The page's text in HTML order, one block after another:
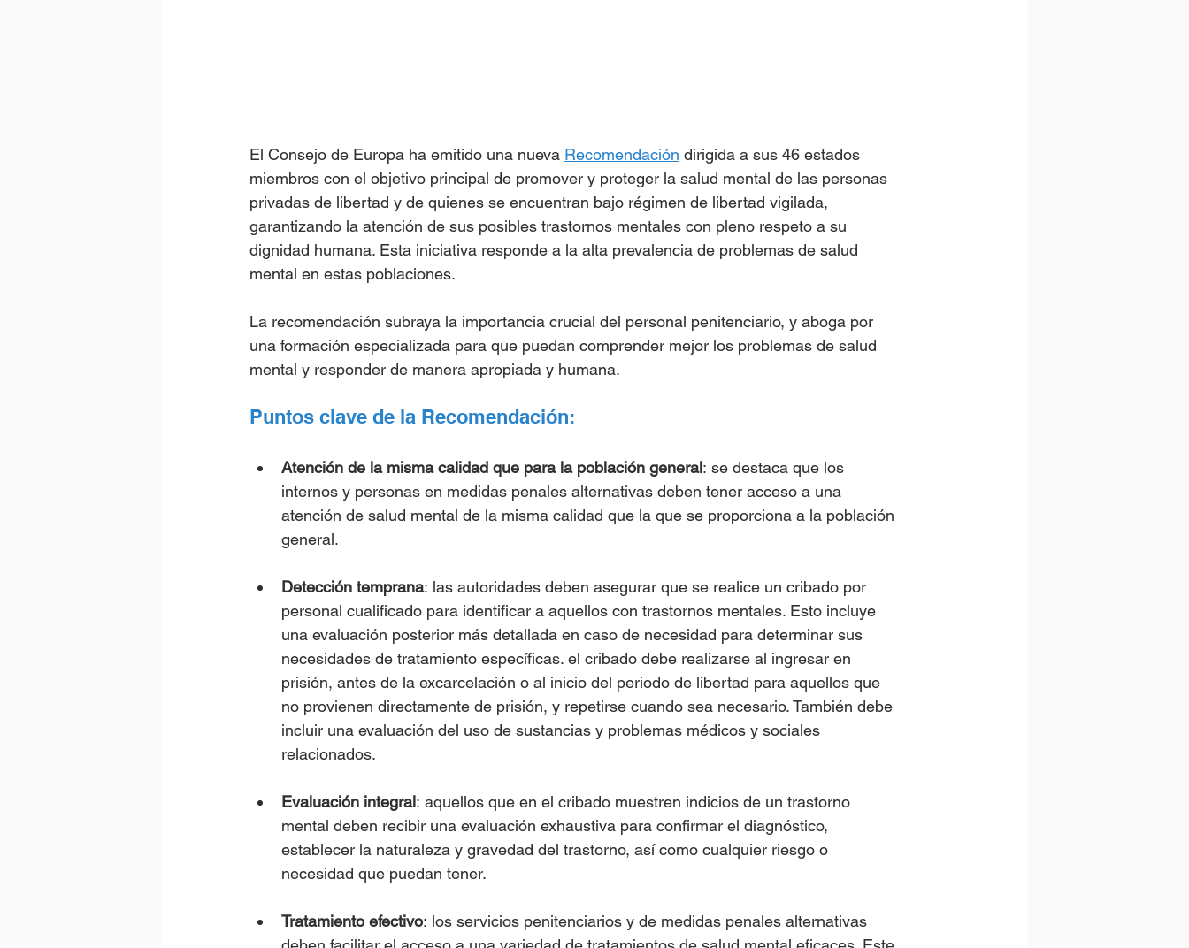
El Consejo de Europa ha emitido una nueva Recomendación dirigida a sus 46 estados
miembros con el objetivo principal de promover y proteger la salud mental de las personas
privadas de libertad y de quienes se encuentran bajo régimen de libertad vigilada,
garantizando la atención de sus posibles trastornos mentales con pleno respeto a su
dignidad humana. Esta iniciativa responde a la alta prevalencia de problemas de salud
mental en estas poblaciones.
La recomendación subraya la importancia crucial del personal penitenciario, y aboga por
una formación especializada para que puedan comprender mejor los problemas de salud
mental y responder de manera apropiada y humana.
Puntos clave de la Recomendación:
Atención de la misma calidad que para la población general: se destaca que los
internos y personas en medidas penales alternativas deben tener acceso a una
atención de salud mental de la misma calidad que la que se proporciona a la población
general.
Detección temprana: las autoridades deben asegurar que se realice un cribado por
personal cualificado para identificar a aquellos con trastornos mentales. Esto incluye
una evaluación posterior más detallada en caso de necesidad para determinar sus
necesidades de tratamiento específicas. el cribado debe realizarse al ingresar en
prisión, antes de la excarcelación o al inicio del periodo de libertad para aquellos que
no provienen directamente de prisión, y repetirse cuando sea necesario. También debe
incluir una evaluación del uso de sustancias y problemas médicos y sociales
relacionados.
Evaluación integral: aquellos que en el cribado muestren indicios de un trastorno
mental deben recibir una evaluación exhaustiva para confirmar el diagnóstico,
establecer la naturaleza y gravedad del trastorno, así como cualquier riesgo o
necesidad que puedan tener.
Tratamiento efectivo: los servicios penitenciarios y de medidas penales alternativas